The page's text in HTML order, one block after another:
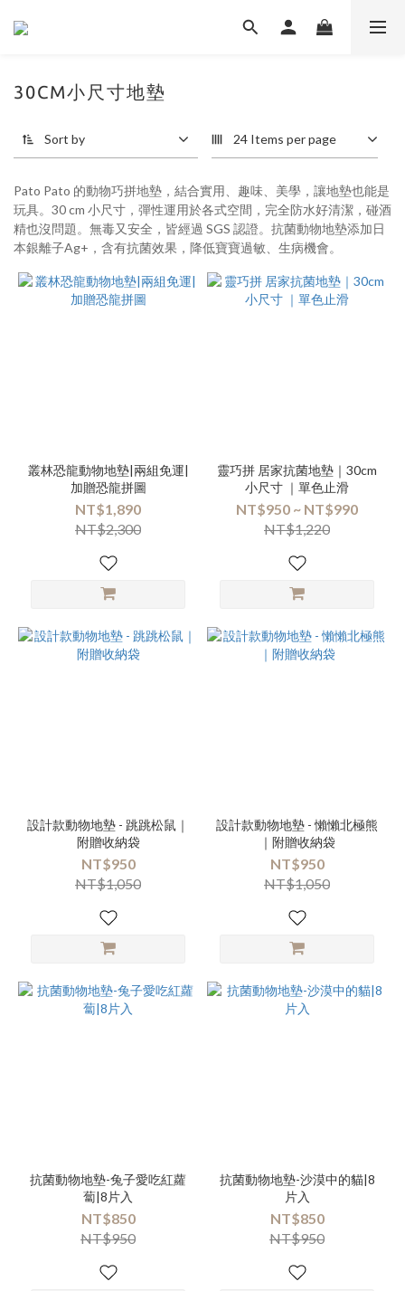
30CM小尺寸地墊
Sort by 24 Items per page
Pato Pato 的動物巧拼地墊，結合實用、趣味、美學，讓地墊也能是
玩具。30 cm 小尺寸，彈性運用於各式空間，完全防水好清潔，碰酒
精也沒問題。無毒又安全，皆經過 SGS 認證。抗菌動物地墊添加日
本銀離子Ag+，含有抗菌效果，降低寶寶過敏、生病機會。
叢林恐龍動物地墊|兩組免運|
加贈恐龍拼圖
NT$1,890
NT$2,300
靈巧拼 居家抗菌地墊｜30cm
小尺寸 ｜單色止滑
NT$950 ~ NT$990
NT$1,220
設計款動物地墊 - 跳跳松鼠｜
附贈收納袋
NT$950
NT$1,050
設計款動物地墊 - 懶懶北極熊
｜附贈收納袋
NT$950
NT$1,050
抗菌動物地墊-兔子愛吃紅蘿
蔔|8片入
NT$850
NT$950
抗菌動物地墊-沙漠中的貓|8
片入
NT$850
NT$950